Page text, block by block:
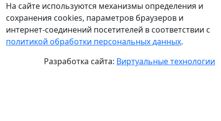
На сайте используются механизмы определения и
сохранения cookies, параметров браузеров и
интернет-соединений посетителей в соответствии с
политикой обработки персональных данных.
Разработка сайта: Виртуальные технологии